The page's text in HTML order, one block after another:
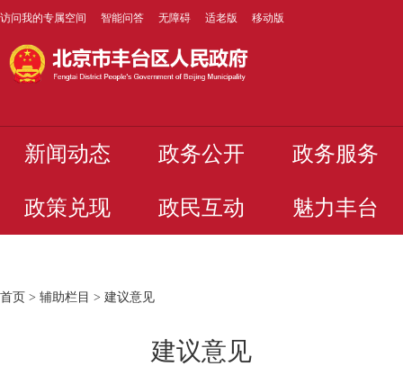
访问我的专属空间 智能问答 无障碍 适老版 移动版
新闻动态 政务公开 政务服务
政策兑现 政民互动 魅力丰台
首页 > 辅助栏目 > 建议意见
建议意见